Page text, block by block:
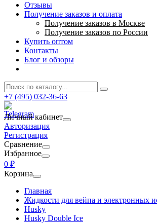
Отзывы
Получение заказов и оплата
Получение заказов в Москве
Получение заказов по России
Купить оптом
Контакты
Блог и обзоры
+7 (495) 032-36-63
Личный кабинет
Авторизация
Регистрация
Сравнение
Избранное
0 ₽
Корзина
Главная
Жидкости для вейпа и электронных
Husky
Husky Double Ice